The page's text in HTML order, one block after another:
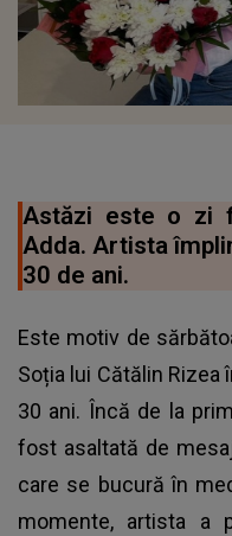
Astăzi este o zi
Adda. Artista
30 de ani.
Este motiv de
Soția lui Cătălin
30 ani. Încă de la
fost asaltată de
care se bucură în
momente, artista a